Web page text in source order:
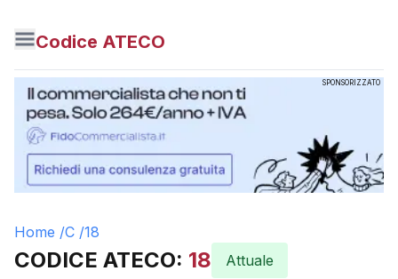
Codice ATECO
SPONSORIZZATO
Home /C /18
CODICE ATECO: 18 Attuale